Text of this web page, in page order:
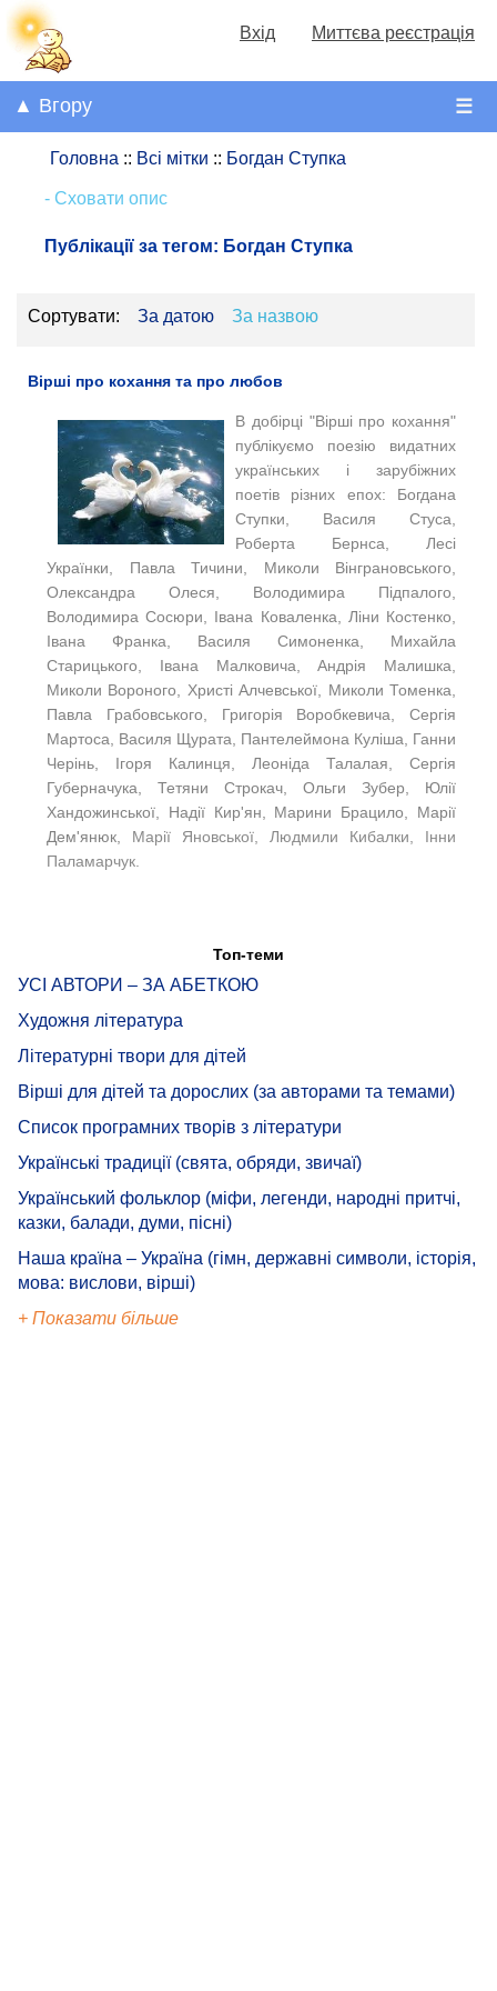
Вхід Миттєва реєстрація
☰
▲ Вгору
Головна :: Всі мітки :: Богдан Ступка
- Сховати опис
Публікації за тегом: Богдан Ступка
Сортувати: За датою За назвою
Вірші про кохання та про любов
В добірці "Вірші про кохання"
публікуємо поезію видатних
українських і зарубіжних
поетів різних епох: Богдана
Ступки, Василя Стуса,
Роберта Бернса, Лесі
Українки, Павла Тичини, Миколи Вінграновського,
Олександра Олеся, Володимира Підпалого,
Володимира Сосюри, Івана Коваленка, Ліни Костенко,
Івана Франка, Василя Симоненка, Михайла
Старицького, Івана Малковича, Андрія Малишка,
Миколи Вороного, Христі Алчевської, Миколи Томенка,
Павла Грабовського, Григорія Воробкевича, Сергія
Мартоса, Василя Щурата, Пантелеймона Куліша, Ганни
Черінь, Ігоря Калинця, Леоніда Талалая, Сергія
Губерначука, Тетяни Строкач, Ольги Зубер, Юлії
Хандожинської, Надії Кир'ян, Марини Брацило, Марії
Дем'янюк, Марії Яновської, Людмили Кибалки, Інни
Паламарчук.
Топ-теми
УСІ АВТОРИ – ЗА АБЕТКОЮ
Художня література
Літературні твори для дітей
Вірші для дітей та дорослих (за авторами та темами)
Список програмних творів з літератури
Українські традиції (свята, обряди, звичаї)
Український фольклор (міфи, легенди, народні притчі,
казки, балади, думи, пісні)
Наша країна – Україна (гімн, державні символи, історія,
мова: вислови, вірші)
+ Показати більше